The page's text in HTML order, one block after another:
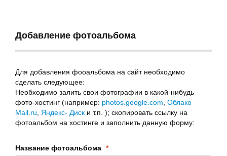
Добавление фотоальбома
Для добавления фооальбома на сайт необходимо
сделать следующее:
Необходимо залить свои фотографии в какой-нибудь
фото-хостинг (например: photos.google.com Облако
Mail.ru
Яндекс- Диск и т.п. ); скопировать ссылку на
фотоальбом на хостинге и заполнить данную форму:
Название фотоальбома *